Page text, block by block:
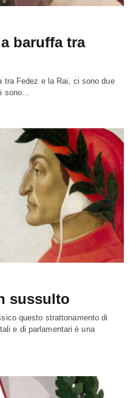
baruffa tra
tra Fedez e la Rai, ci sono due
sono…
sussulto
questo strattonamento di
e di parlamentari è una